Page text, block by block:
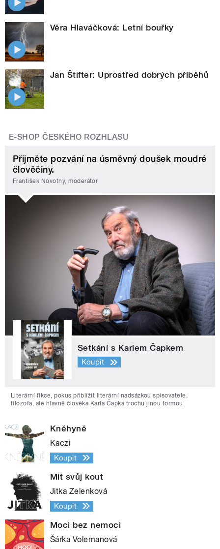
Věra Hlaváčková: Letní bouřky
Jan Štifter: Uprostřed dobrých příběhů
E-SHOP ČESKÉHO ROZHLASU
Přijměte pozvání na úsměvný doušek moudré
člověčiny.
František Novotný, moderátor
Setkání s Karlem Čapkem
Koupit
Literární fikce, pokus přiblížit literární nadsázkou spisovatele,
filozofa, ale hlavně člověka Karla Čapka trochu jinou formou.
Kněhyně
Kaczi
Koupit
Mít svůj kout
Jitka Zelenková
Koupit
Moci bez nemoci
Šárka Volemanová